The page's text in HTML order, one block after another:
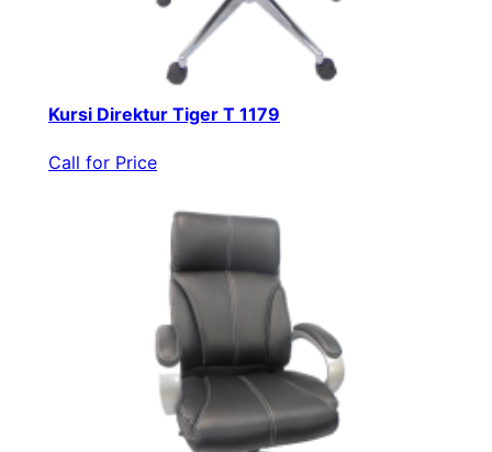
Kursi Direktur Tiger T 1179
Call for Price